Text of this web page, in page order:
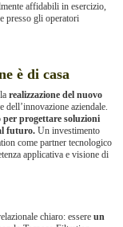
affidabili in esercizio,
presso gli operatori
è di casa
realizzazione del nuovo
dell’innovazione aziendale.
per progettare soluzioni
futuro. Un investimento
come partner tecnologico
applicativa e visione di
chiaro: essere un